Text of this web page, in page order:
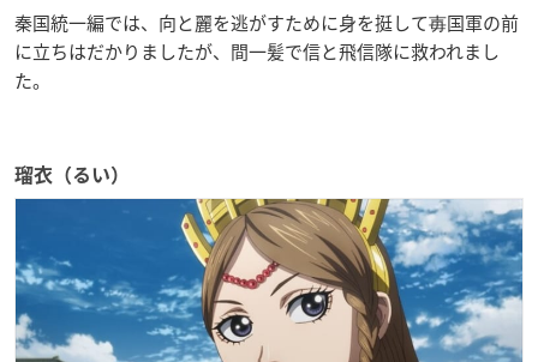
秦国統一編では、向と麗を逃がすために身を挺して毐国軍の前
に立ちはだかりましたが、間一髪で信と飛信隊に救われまし
た。
瑠衣（るい）